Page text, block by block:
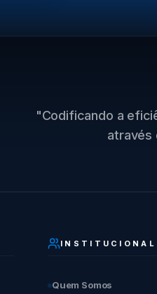
"Codificando a
através
INSTITUCIONAL
Quem Somos